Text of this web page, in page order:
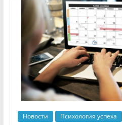
Новости Психология успеха